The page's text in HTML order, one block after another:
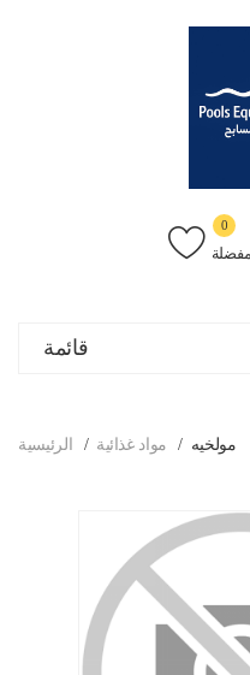
0
قائمة
الرئيسية مواد غذائية مولخيه